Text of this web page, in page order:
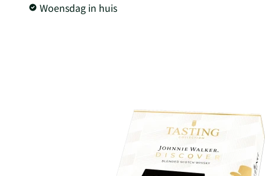
Woensdag in huis